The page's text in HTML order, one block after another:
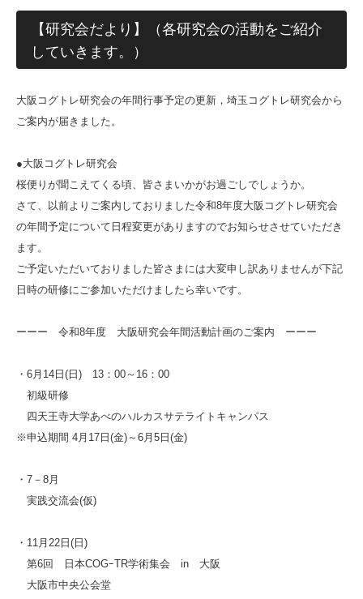
【研究会だより】（各研究会の活動をご紹介
していきます。）
大阪コグトレ研究会の年間行事予定の更新，埼玉コグトレ研究会から
ご案内が届きました。
●大阪コグトレ研究会
桜便りが聞こえてくる頃、皆さまいかがお過ごしでしょうか。
さて、以前よりご案内しておりました令和8年度大阪コグトレ研究会
の年間予定について日程変更がありますのでお知らせさせていただき
ます。
ご予定いただいておりました皆さまには大変申し訳ありませんが下記
日時の研修にご参加いただけましたら幸いです。
ーーー 令和8年度 大阪研究会年間活動計画のご案内 ーーー
・6月14日(日) 13：00～16：00
初級研修
四天王寺大学あべのハルカスサテライトキャンパス
※申込期間 4月17日(金)～6月5日(金)
・7－8月
実践交流会(仮)
・11月22日(日)
第6回 日本COGｰTR学術集会 in 大阪
大阪市中央公会堂